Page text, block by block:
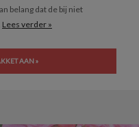
belang dat de bij niet
Lees verder »
AAN »